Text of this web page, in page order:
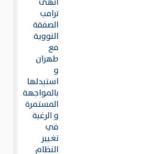
ترامب
الصفقة
النووية
مع
طهران
و
استبدلها
بالمواجهة
المستمرة
و الرغبة
في
تغيير
النظام